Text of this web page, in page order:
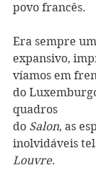
povo francês.
Era sempre
expansivo,
víamos em
do
quadros
do Salon, as
inolvidáveis
Louvre.